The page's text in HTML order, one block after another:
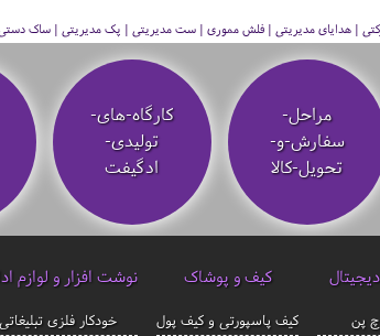
| هدایای مدیریتی | فلش مموری | ست مدیریتی | پک مدیریتی | ساک دستی
مراحل-
سفارش-و-
تحویل-کالا
کارگاه-های-
تولیدی-
ادگیفت
پن
کیف و پوشاک
کیف پاسپورتی و کیف پول
نوشت افزار و لوازم
خودکار فلزی تبلیغاتی